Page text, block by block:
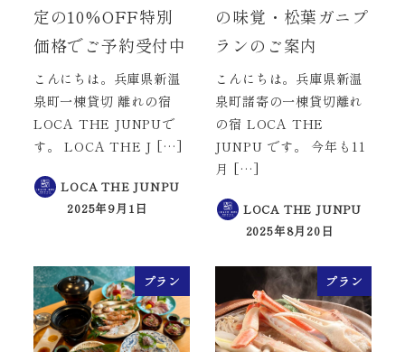
定の10%OFF特別
価格でご予約受付中
こんにちは。兵庫県新温
泉町一棟貸切 離れの宿
LOCA THE JUNPUで
す。 LOCA THE J […]
LOCA THE JUNPU
投稿日
2025年9月1日
の味覚・松葉ガニプ
ランのご案内
こんにちは。兵庫県新温
泉町諸寄の一棟貸切離れ
の宿 LOCA THE
JUNPU です。 今年も11
月 […]
LOCA THE JUNPU
投稿日
2025年8月20日
プラン プラン